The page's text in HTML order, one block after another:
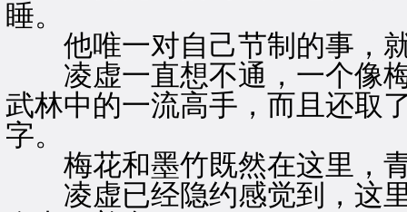
睡。
他唯一对自己节制的事，就
凌虚一直想不通，一个像梅
武林中的一流高手，而且还取
字。
梅花和墨竹既然在这里，
凌虚已经隐约感觉到，这里